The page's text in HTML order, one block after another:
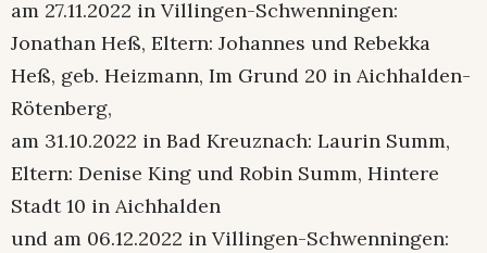
am 27.11.2022 in Villingen-Schwenningen:
Jonathan Heß, Eltern: Johannes und Rebekka
Heß, geb. Heizmann, Im Grund 20 in Aichhalden-
Rötenberg,
am 31.10.2022 in Bad Kreuznach: Laurin Summ,
Eltern: Denise King und Robin Summ, Hintere
Stadt 10 in Aichhalden
und am 06.12.2022 in Villingen-Schwenningen: